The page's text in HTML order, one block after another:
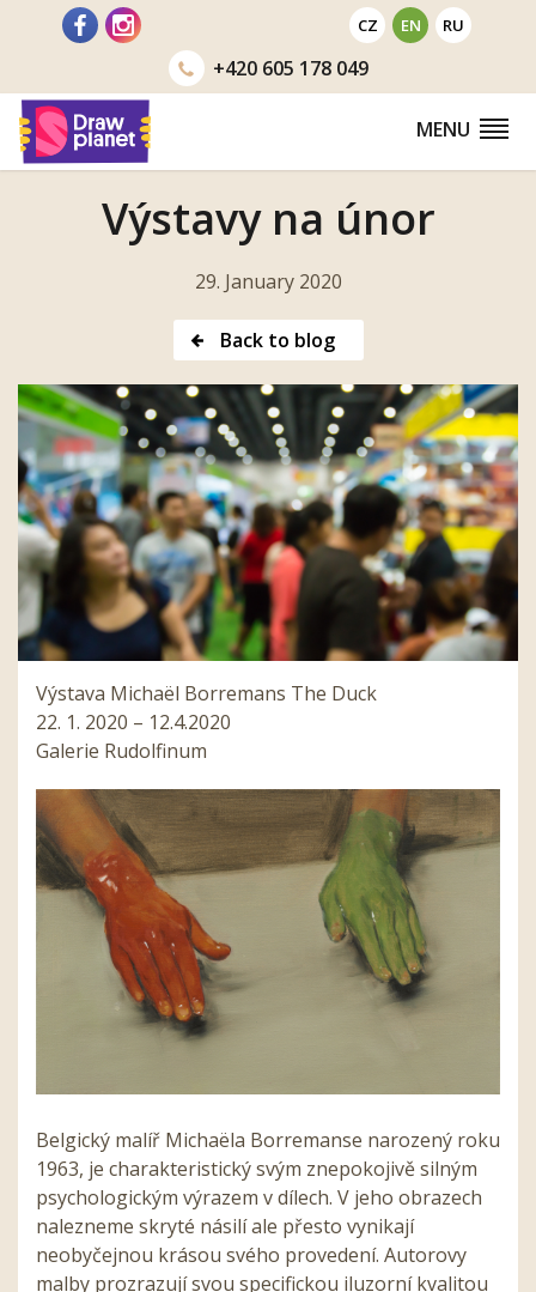
CZ EN RU
+420605 178 049
MENU
Výstavy na únor
29. January 2020
Back to blog
Výstava Michaël Borremans The Duck
22. 1. 2020 – 12.4.2020
Galerie Rudolfinum
Belgický malíř Michaëla Borremanse narozený roku
1963, je charakteristický svým znepokojivě silným
psychologickým výrazem v dílech. V jeho obrazech
nalezneme skryté násilí ale přesto vynikají
neobyčejnou krásou svého provedení. Autorovy
malby prozrazují svou specifickou iluzorní kvalitou